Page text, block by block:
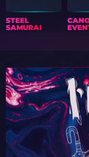
STEEL
SAMURAI